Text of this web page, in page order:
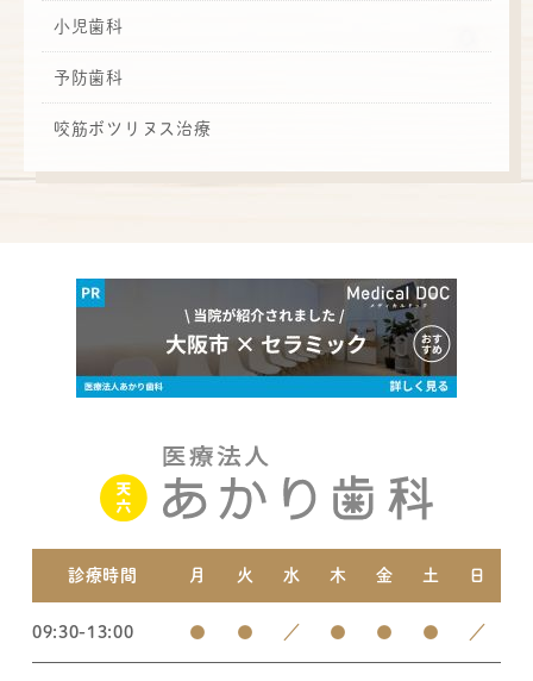
小児歯科
予防歯科
咬筋ボツリヌス治療
診療時間 月 火 水 木 金 土 日
09:30-13:00 ● ● ／ ● ● ● ／